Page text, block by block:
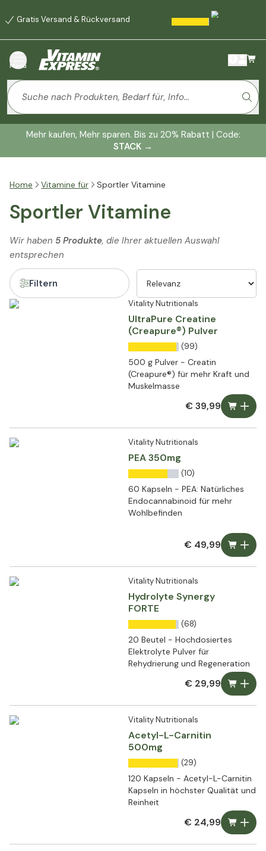
Gratis Versand & Rückversand
Menü
Mehr kaufen, Mehr sparen. Bis zu 20% Rabatt | Code:
STACK →
Home Vitamine für Sportler Vitamine
Sportler Vitamine
Wir haben 5 Produkte, die Ihrer aktuellen Auswahl
entsprechen
Filtern
Vitality Nutritionals
UltraPure Creatine
(Creapure®) Pulver
(99)
500 g Pulver - Creatin
(Creapure®) für mehr Kraft und
Muskelmasse
€ 39,99
Vitality Nutritionals
PEA 350mg
(10)
60 Kapseln - PEA: Natürliches
Endocannabinoid für mehr
Wohlbefinden
€ 49,99
Vitality Nutritionals
Hydrolyte Synergy
FORTE
(68)
20 Beutel - Hochdosiertes
Elektrolyte Pulver für
Rehydrierung und Regeneration
€ 29,99
Vitality Nutritionals
Acetyl-L-Carnitin
500mg
(29)
120 Kapseln - Acetyl-L-Carnitin
Kapseln in höchster Qualität und
Reinheit
€ 24,99